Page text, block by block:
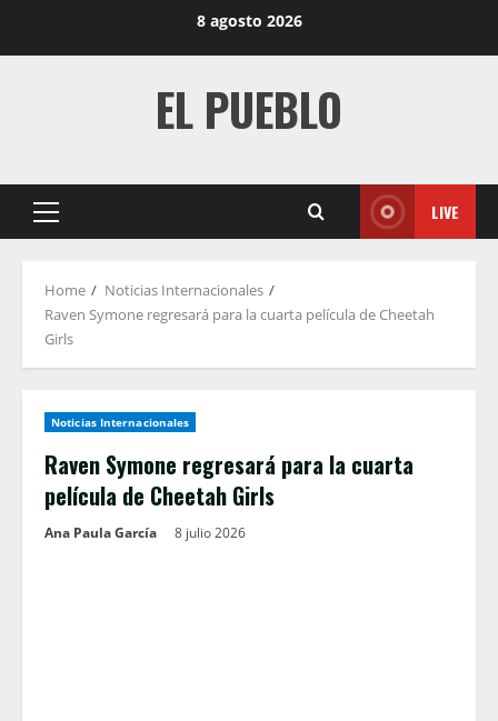
8 agosto 2026
EL PUEBLO
Primary
LIVE
Home
Noticias Internacionales
Raven Symone regresará para la cuarta película de Cheetah
Girls
Noticias Internacionales
Raven Symone regresará para la cuarta
película de Cheetah Girls
Ana Paula García 8 julio 2026